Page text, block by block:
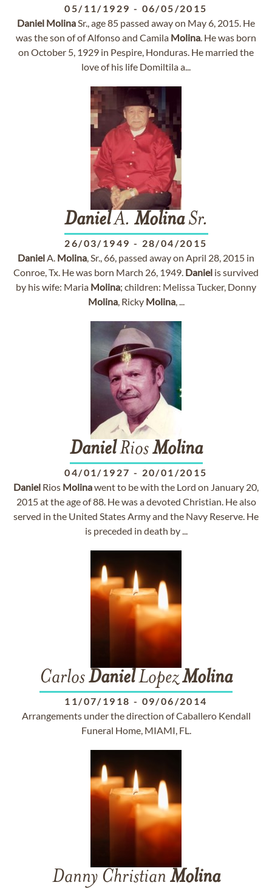
05/11/1929 - 06/05/2015
Daniel MolinaSr., age 85 passed away on May 6, 2015. He
was the son of of Alfonso and Camila Molina. He was born
on October 5, 1929 in Pespire, Honduras. He married the
love of his life Domiltila a...
DanielA. MolinaSr.
26/03/1949 - 28/04/2015
DanielA. Molina, Sr., 66, passed away on April 28, 2015 in
Conroe, Tx. He was born March 26, 1949. Daniel is survived
by his wife: Maria Molina; children: Melissa Tucker, Donny
Molina, Ricky Molina, ...
DanielRiosMolina
04/01/1927 - 20/01/2015
Daniel Rios Molinawent to be with the Lord on January 20,
2015 at the age of 88. He was a devoted Christian. He also
served in the United States Army and the Navy Reserve. He
is preceded in death by ...
CarlosDanielLopezMolina
11/07/1918 - 09/06/2014
Arrangements under the direction of Caballero Kendall
Funeral Home, MIAMI, FL.
Danny Christian Molina